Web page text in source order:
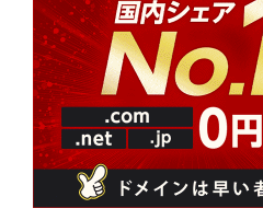
ジ
ェ
ネ
レ
ー
シ
ョ